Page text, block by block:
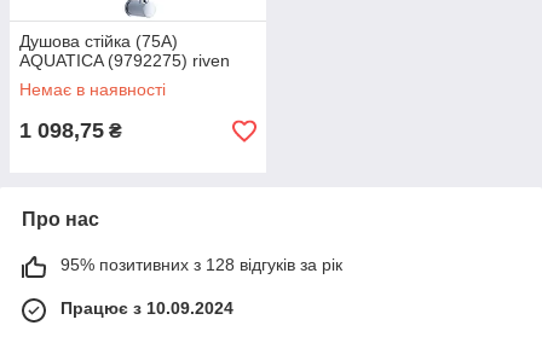
Душова стійка (75A)
AQUATICA (9792275) riven
Немає в наявності
1 098,75 ₴
Про нас
95% позитивних з 128 відгуків за рік
Працює з 10.09.2024